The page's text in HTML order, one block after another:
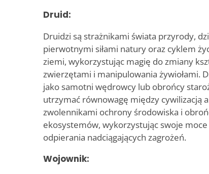
Druid:
Druidzi są strażnikami świata przyrody,
pierwotnymi siłami natury oraz cyklem
ziemi, wykorzystując magię do zmiany
zwierzętami i manipulowania żywiołami.
jako samotni wędrowcy lub obrońcy
utrzymać równowagę między cywilizacją
zwolennikami ochrony środowiska i
ekosystemów, wykorzystując swoje
odpierania nadciągających zagrożeń.
Wojownik: